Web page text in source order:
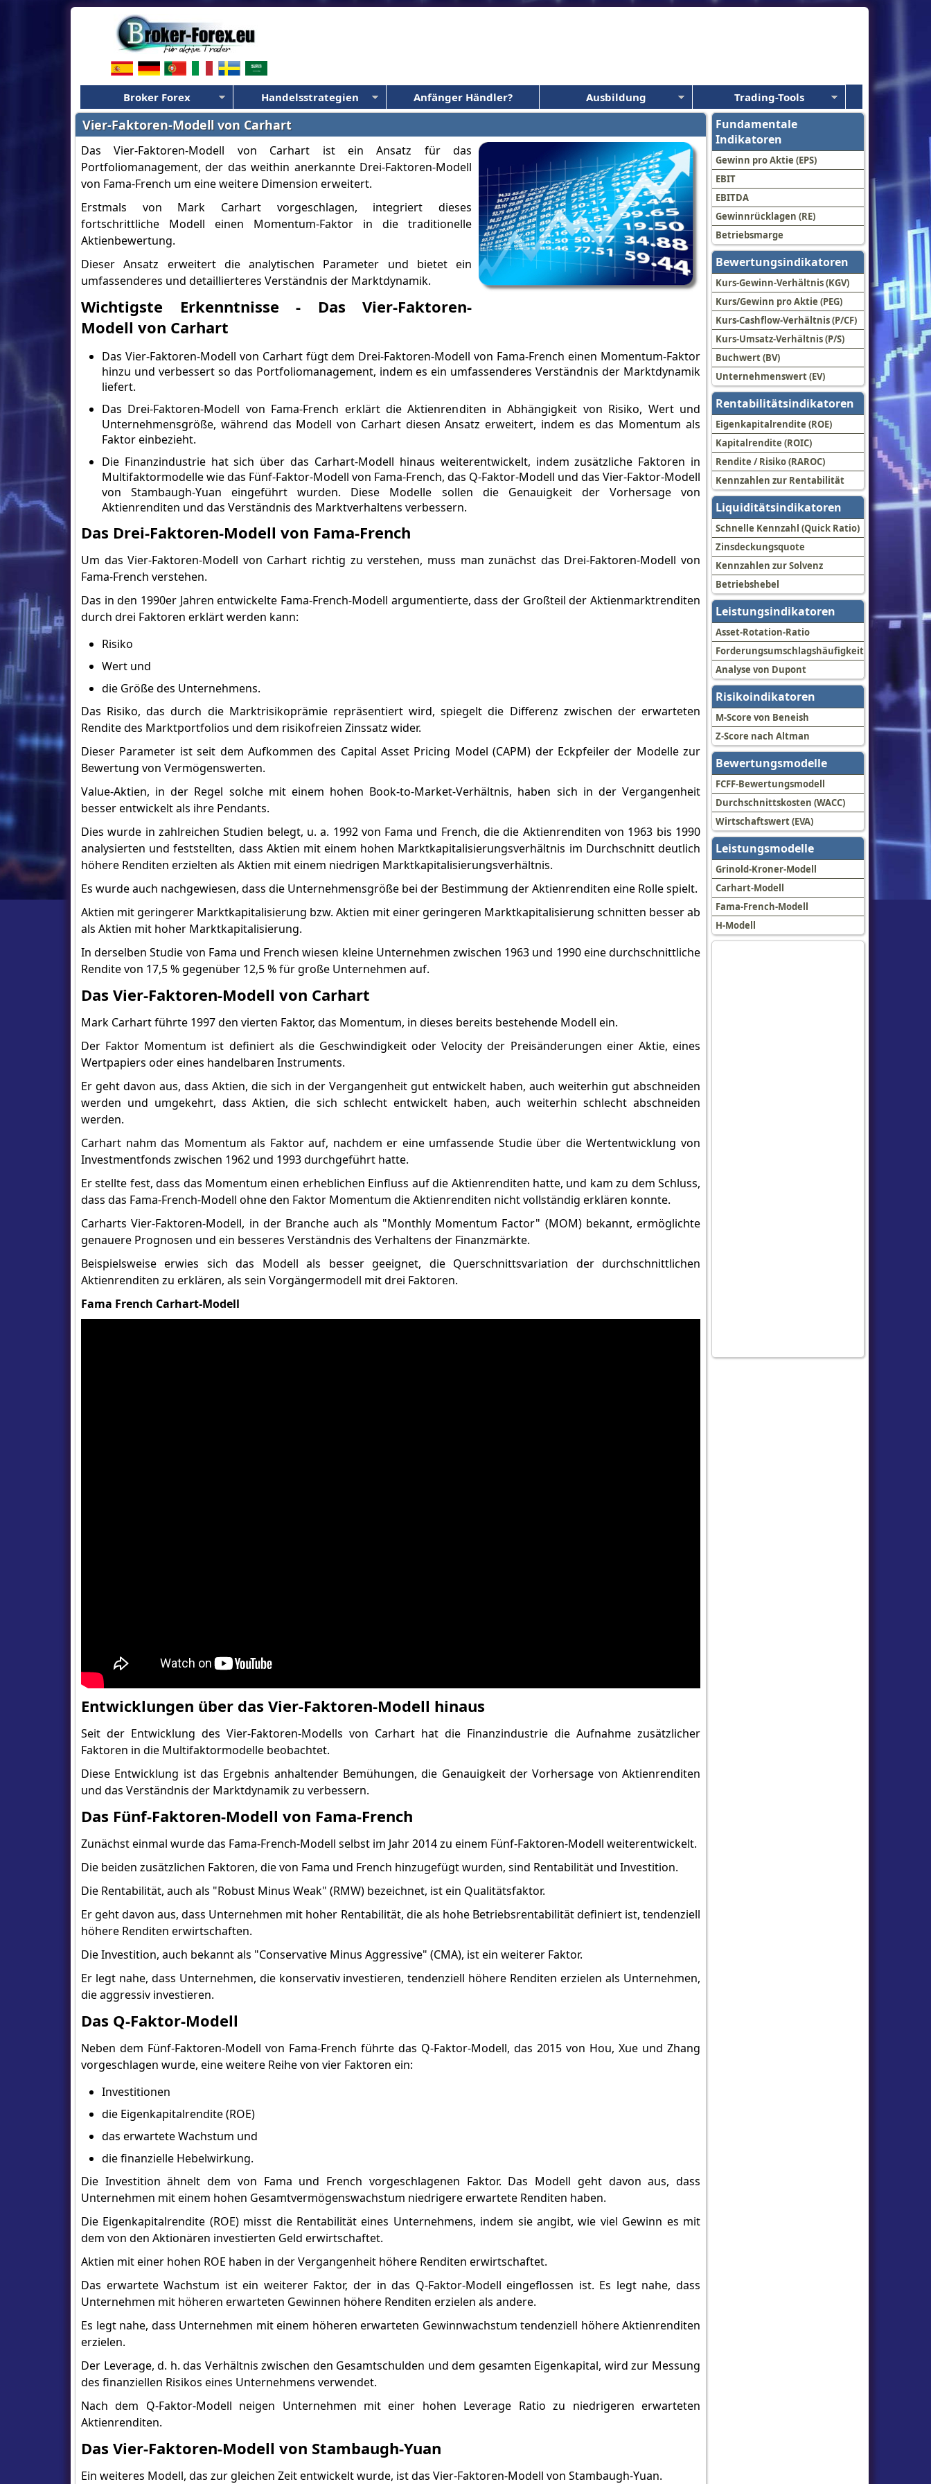
Broker Forex Handelsstrategien Anfänger Händler? Ausbildung Trading-Tools
Fundamentale
Indikatoren
Gewinn pro Aktie (EPS)
EBIT
EBITDA
Gewinnrücklagen (RE)
Betriebsmarge
Bewertungsindikatoren
Kurs-Gewinn-Verhältnis (KGV)
Kurs/Gewinn pro Aktie (PEG)
Kurs-Cashflow-Verhältnis (P/CF)
Kurs-Umsatz-Verhältnis (P/S)
Buchwert (BV)
Unternehmenswert (EV)
Rentabilitätsindikatoren
Eigenkapitalrendite (ROE)
Kapitalrendite (ROIC)
Rendite / Risiko (RAROC)
Kennzahlen zur Rentabilität
Liquiditätsindikatoren
Schnelle Kennzahl (Quick Ratio)
Zinsdeckungsquote
Kennzahlen zur Solvenz
Betriebshebel
Leistungsindikatoren
Asset-Rotation-Ratio
Forderungsumschlagshäufigkeit
Analyse von Dupont
Risikoindikatoren
M-Score von Beneish
Z-Score nach Altman
Bewertungsmodelle
FCFF-Bewertungsmodell
Durchschnittskosten (WACC)
Wirtschaftswert (EVA)
Leistungsmodelle
Grinold-Kroner-Modell
Carhart-Modell
Fama-French-Modell
H-Modell
Vier-Faktoren-Modell von Carhart
Das Vier-Faktoren-Modell von Carhart ist ein Ansatz für das
Portfoliomanagement, der das weithin anerkannte Drei-Faktoren-Modell
von Fama-French um eine weitere Dimension erweitert.
Erstmals von Mark Carhart vorgeschlagen, integriert dieses
fortschrittliche Modell einen Momentum-Faktor in die traditionelle
Aktienbewertung.
Dieser Ansatz erweitert die analytischen Parameter und bietet ein
umfassenderes und detaillierteres Verständnis der Marktdynamik.
Wichtigste Erkenntnisse - Das Vier-Faktoren-
Modell von Carhart
Das Vier-Faktoren-Modell von Carhart fügt dem Drei-Faktoren-Modell von Fama-French einen Momentum-Faktor
hinzu und verbessert so das Portfoliomanagement, indem es ein umfassenderes Verständnis der Marktdynamik
liefert.
Das Drei-Faktoren-Modell von Fama-French erklärt die Aktienrenditen in Abhängigkeit von Risiko, Wert und
Unternehmensgröße, während das Modell von Carhart diesen Ansatz erweitert, indem es das Momentum als
Faktor einbezieht.
Die Finanzindustrie hat sich über das Carhart-Modell hinaus weiterentwickelt, indem zusätzliche Faktoren in
Multifaktormodelle wie das Fünf-Faktor-Modell von Fama-French, das Q-Faktor-Modell und das Vier-Faktor-Modell
von Stambaugh-Yuan eingeführt wurden. Diese Modelle sollen die Genauigkeit der Vorhersage von
Aktienrenditen und das Verständnis des Marktverhaltens verbessern.
Das Drei-Faktoren-Modell von Fama-French
Um das Vier-Faktoren-Modell von Carhart richtig zu verstehen, muss man zunächst das Drei-Faktoren-Modell von
Fama-French verstehen.
Das in den 1990er Jahren entwickelte Fama-French-Modell argumentierte, dass der Großteil der Aktienmarktrenditen
durch drei Faktoren erklärt werden kann:
Risiko
Wert und
die Größe des Unternehmens.
Das Risiko, das durch die Marktrisikoprämie repräsentiert wird, spiegelt die Differenz zwischen der erwarteten
Rendite des Marktportfolios und dem risikofreien Zinssatz wider.
Dieser Parameter ist seit dem Aufkommen des Capital Asset Pricing Model (CAPM) der Eckpfeiler der Modelle zur
Bewertung von Vermögenswerten.
Value-Aktien, in der Regel solche mit einem hohen Book-to-Market-Verhältnis, haben sich in der Vergangenheit
besser entwickelt als ihre Pendants.
Dies wurde in zahlreichen Studien belegt, u. a. 1992 von Fama und French, die die Aktienrenditen von 1963 bis 1990
analysierten und feststellten, dass Aktien mit einem hohen Marktkapitalisierungsverhältnis im Durchschnitt deutlich
höhere Renditen erzielten als Aktien mit einem niedrigen Marktkapitalisierungsverhältnis.
Es wurde auch nachgewiesen, dass die Unternehmensgröße bei der Bestimmung der Aktienrenditen eine Rolle spielt.
Aktien mit geringerer Marktkapitalisierung bzw. Aktien mit einer geringeren Marktkapitalisierung schnitten besser ab
als Aktien mit hoher Marktkapitalisierung.
In derselben Studie von Fama und French wiesen kleine Unternehmen zwischen 1963 und 1990 eine durchschnittliche
Rendite von 17,5 % gegenüber 12,5 % für große Unternehmen auf.
Das Vier-Faktoren-Modell von Carhart
Mark Carhart führte 1997 den vierten Faktor, das Momentum, in dieses bereits bestehende Modell ein.
Der Faktor Momentum ist definiert als die Geschwindigkeit oder Velocity der Preisänderungen einer Aktie, eines
Wertpapiers oder eines handelbaren Instruments.
Er geht davon aus, dass Aktien, die sich in der Vergangenheit gut entwickelt haben, auch weiterhin gut abschneiden
werden und umgekehrt, dass Aktien, die sich schlecht entwickelt haben, auch weiterhin schlecht abschneiden
werden.
Carhart nahm das Momentum als Faktor auf, nachdem er eine umfassende Studie über die Wertentwicklung von
Investmentfonds zwischen 1962 und 1993 durchgeführt hatte.
Er stellte fest, dass das Momentum einen erheblichen Einfluss auf die Aktienrenditen hatte, und kam zu dem Schluss,
dass das Fama-French-Modell ohne den Faktor Momentum die Aktienrenditen nicht vollständig erklären konnte.
Carharts Vier-Faktoren-Modell, in der Branche auch als "Monthly Momentum Factor" (MOM) bekannt, ermöglichte
genauere Prognosen und ein besseres Verständnis des Verhaltens der Finanzmärkte.
Beispielsweise erwies sich das Modell als besser geeignet, die Querschnittsvariation der durchschnittlichen
Aktienrenditen zu erklären, als sein Vorgängermodell mit drei Faktoren.
Fama French Carhart-Modell
Entwicklungen über das Vier-Faktoren-Modell hinaus
Seit der Entwicklung des Vier-Faktoren-Modells von Carhart hat die Finanzindustrie die Aufnahme zusätzlicher
Faktoren in die Multifaktormodelle beobachtet.
Diese Entwicklung ist das Ergebnis anhaltender Bemühungen, die Genauigkeit der Vorhersage von Aktienrenditen
und das Verständnis der Marktdynamik zu verbessern.
Das Fünf-Faktoren-Modell von Fama-French
Zunächst einmal wurde das Fama-French-Modell selbst im Jahr 2014 zu einem Fünf-Faktoren-Modell weiterentwickelt.
Die beiden zusätzlichen Faktoren, die von Fama und French hinzugefügt wurden, sind Rentabilität und Investition.
Die Rentabilität, auch als "Robust Minus Weak" (RMW) bezeichnet, ist ein Qualitätsfaktor.
Er geht davon aus, dass Unternehmen mit hoher Rentabilität, die als hohe Betriebsrentabilität definiert ist, tendenziell
höhere Renditen erwirtschaften.
Die Investition, auch bekannt als "Conservative Minus Aggressive" (CMA), ist ein weiterer Faktor.
Er legt nahe, dass Unternehmen, die konservativ investieren, tendenziell höhere Renditen erzielen als Unternehmen,
die aggressiv investieren.
Das Q-Faktor-Modell
Neben dem Fünf-Faktoren-Modell von Fama-French führte das Q-Faktor-Modell, das 2015 von Hou, Xue und Zhang
vorgeschlagen wurde, eine weitere Reihe von vier Faktoren ein:
Investitionen
die Eigenkapitalrendite (ROE)
das erwartete Wachstum und
die finanzielle Hebelwirkung.
Die Investition ähnelt dem von Fama und French vorgeschlagenen Faktor. Das Modell geht davon aus, dass
Unternehmen mit einem hohen Gesamtvermögenswachstum niedrigere erwartete Renditen haben.
Die Eigenkapitalrendite (ROE) misst die Rentabilität eines Unternehmens, indem sie angibt, wie viel Gewinn es mit
dem von den Aktionären investierten Geld erwirtschaftet.
Aktien mit einer hohen ROE haben in der Vergangenheit höhere Renditen erwirtschaftet.
Das erwartete Wachstum ist ein weiterer Faktor, der in das Q-Faktor-Modell eingeflossen ist. Es legt nahe, dass
Unternehmen mit höheren erwarteten Gewinnen höhere Renditen erzielen als andere.
Es legt nahe, dass Unternehmen mit einem höheren erwarteten Gewinnwachstum tendenziell höhere Aktienrenditen
erzielen.
Der Leverage, d. h. das Verhältnis zwischen den Gesamtschulden und dem gesamten Eigenkapital, wird zur Messung
des finanziellen Risikos eines Unternehmens verwendet.
Nach dem Q-Faktor-Modell neigen Unternehmen mit einer hohen Leverage Ratio zu niedrigeren erwarteten
Aktienrenditen.
Das Vier-Faktoren-Modell von Stambaugh-Yuan
Ein weiteres Modell, das zur gleichen Zeit entwickelt wurde, ist das Vier-Faktoren-Modell von Stambaugh-Yuan.